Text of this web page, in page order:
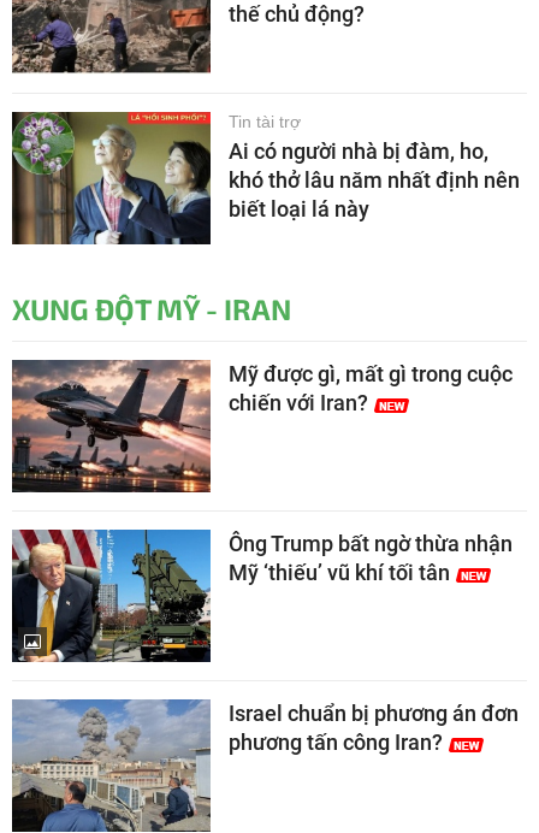
thế chủ động?
Tin tài trợ
Ai có người nhà bị đàm, ho,
khó thở lâu năm nhất định nên
biết loại lá này
XUNG ĐỘT MỸ - IRAN
Mỹ được gì, mất gì trong cuộc
chiến với Iran?
Ông Trump bất ngờ thừa nhận
Mỹ ‘thiếu’ vũ khí tối tân
Israel chuẩn bị phương án đơn
phương tấn công Iran?